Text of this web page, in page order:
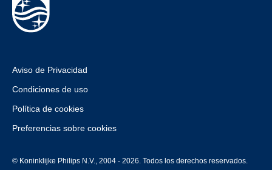
Aviso de Privacidad
Condiciones de uso
Política de cookies
Preferencias sobre cookies
© Koninklijke Philips N.V., 2004 - 2026. Todos los derechos reservados.